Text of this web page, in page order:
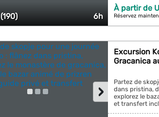
6h
À partir de
Réservez
›
Excursion
Gracanica
Partez de
dans pristina,
explorez le
et transfert